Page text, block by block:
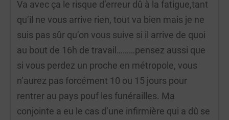
Va avec ça le risque d’erreur dû à la fatigue,tant
qu’il ne vous arrive rien, tout va bien mais je ne
suis pas sûr qu’on vous suive si il arrive de quoi
au bout de 16h de travail………pensez aussi que
si vous perdez un proche en métropole, vous
n’aurez pas forcément 10 ou 15 jours pour
rentrer au pays pouf les funérailles. Ma
conjointe a eu le cas d’une infirmière qui a dû se